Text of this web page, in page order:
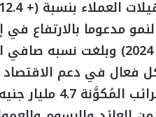
فعال في دعم
الربع الثالث من عام 2025.